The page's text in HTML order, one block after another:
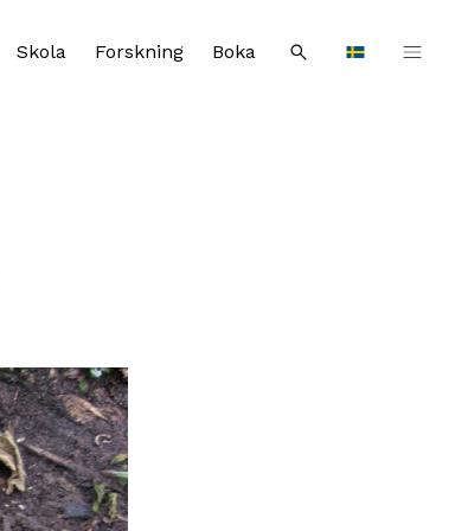
Languages
Skola Forskning Boka Sök